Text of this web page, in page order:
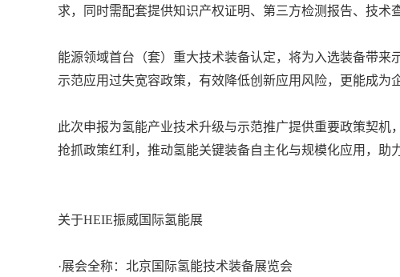
求，同时需配套提供知识产权证明、第三方检测报告、技术
能源领域首台（套）重大技术装备认定，将为入选装备带
示范应用过失宽容政策，有效降低创新应用风险，更能成为
此次申报为氢能产业技术升级与示范推广提供重要政策契
抢抓政策红利，推动氢能关键装备自主化与规模化应用，助
关于HEIE振威国际氢能展
·展会全称：北京国际氢能技术装备展览会